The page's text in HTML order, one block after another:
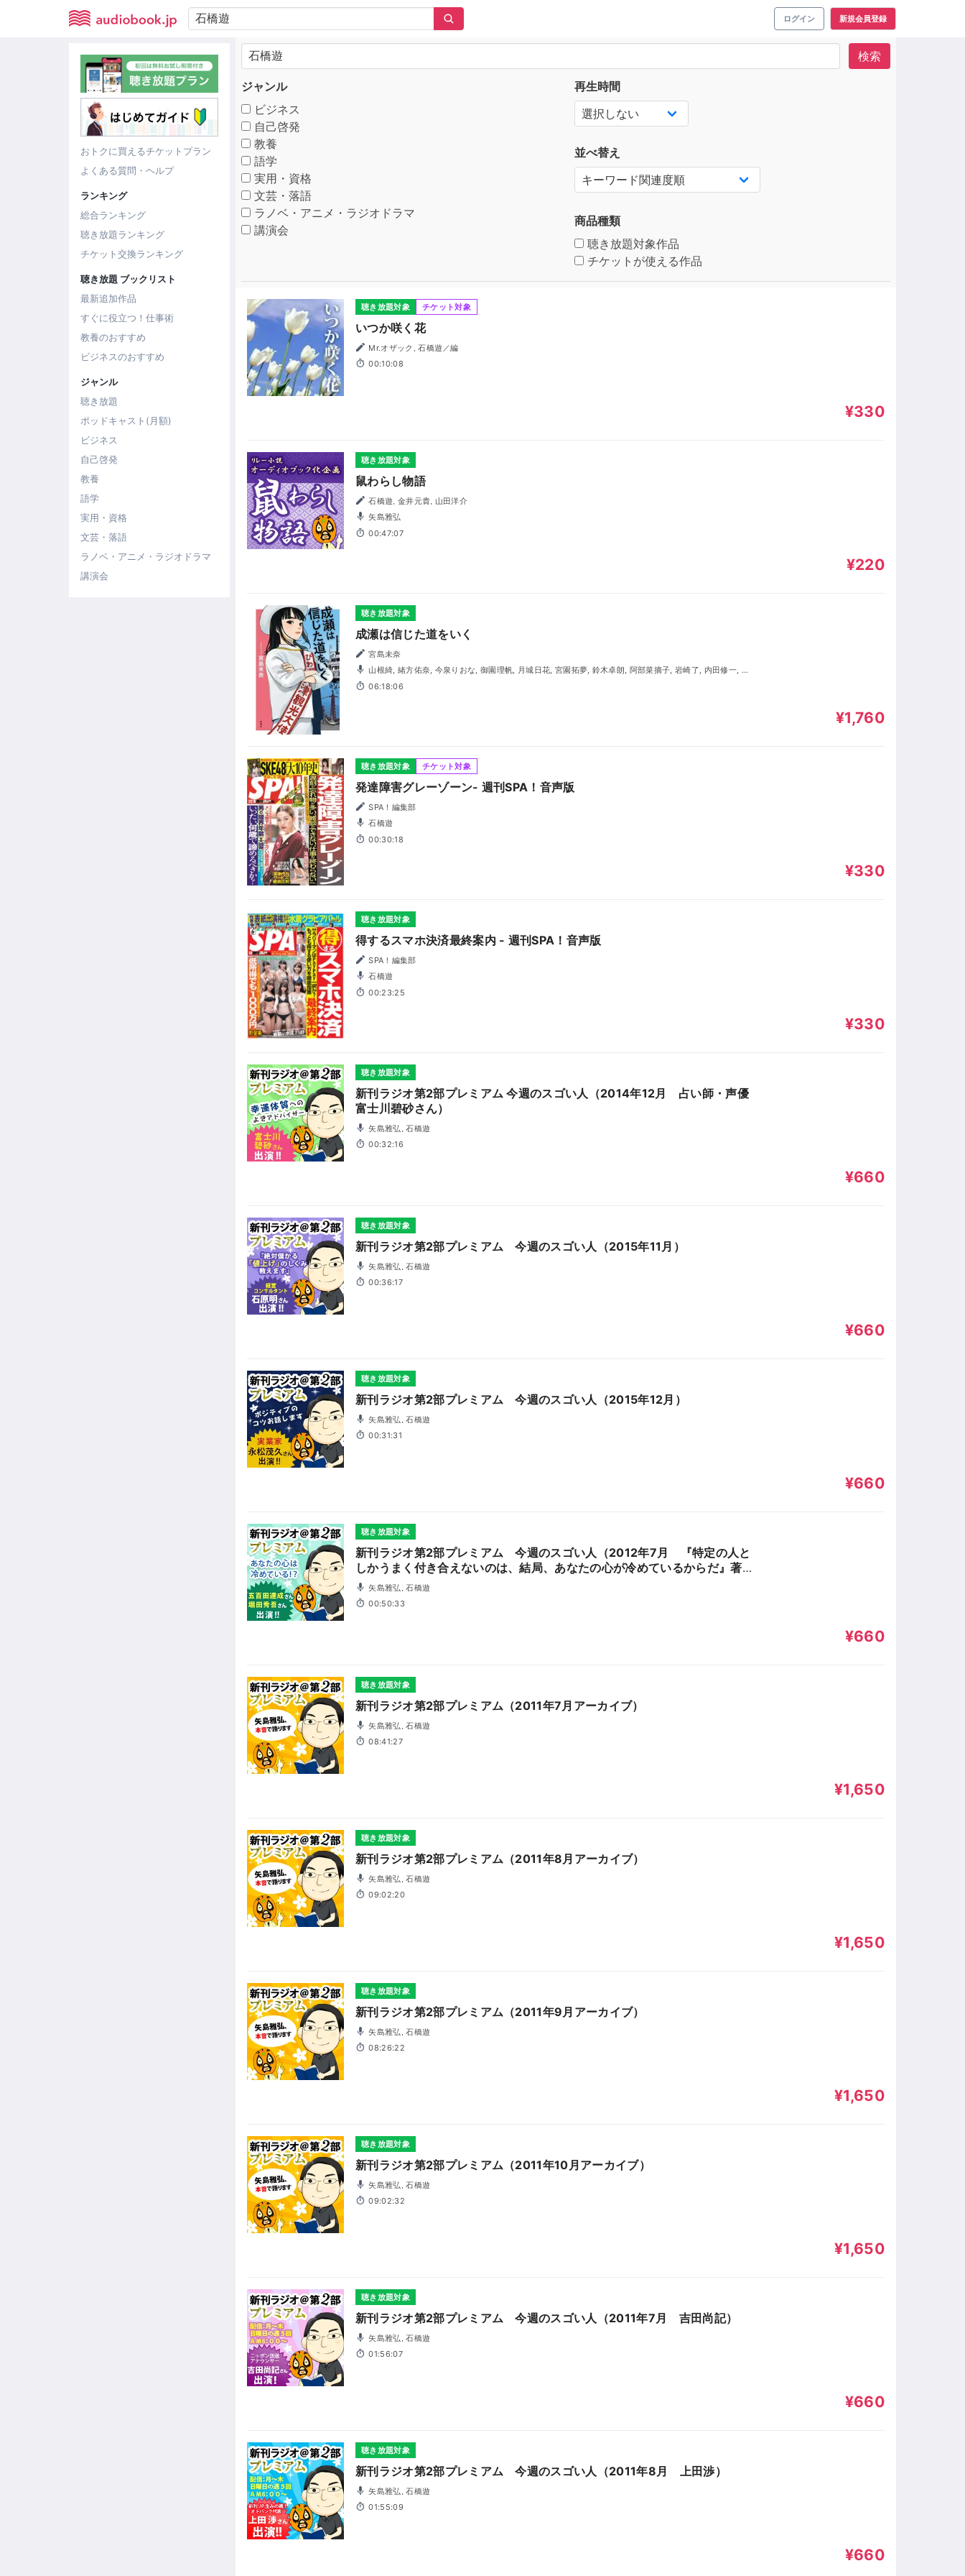
ログイン 新規会員登録
おトクに買えるチケットプラン
よくある質問・ヘルプ
ランキング
総合ランキング
聴き放題ランキング
チケット交換ランキング
聴き放題 ブックリスト
最新追加作品
すぐに役立つ！仕事術
教養のおすすめ
ビジネスのおすすめ
ジャンル
聴き放題
ポッドキャスト(月額)
ビジネス
自己啓発
教養
語学
実用・資格
文芸・落語
ラノベ・アニメ・ラジオドラマ
講演会
検索
ジャンル
ビジネス
自己啓発
教養
語学
実用・資格
文芸・落語
ラノベ・アニメ・ラジオドラマ
講演会
再生時間
並べ替え
商品種類
聴き放題対象作品
チケットが使える作品
聴き放題対象 チケット対象
いつか咲く花
Mr.オザック, 石橋遊／編
00:10:08
¥330
聴き放題対象
鼠わらし物語
石橋遊, 金井元貴, 山田洋介
矢島雅弘
00:47:07
¥220
聴き放題対象
成瀬は信じた道をいく
宮島未奈
瀬まみ, 礒嵜孝太, 石橋遊, 小林直人, 田中亜矢子
06:18:06
¥1,760
聴き放題対象 チケット対象
発達障害グレーゾーン- 週刊SPA！音声版
SPA！編集部
石橋遊
00:30:18
¥330
聴き放題対象
得するスマホ決済最終案内 - 週刊SPA！音声版
SPA！編集部
石橋遊
00:23:25
¥330
聴き放題対象
新刊ラジオ第2部プレミアム 今週のスゴい人（2014年12月 占い師・声優
富士川碧砂さん）
矢島雅弘, 石橋遊
00:32:16
¥660
聴き放題対象
新刊ラジオ第2部プレミアム 今週のスゴい人（2015年11月）
矢島雅弘, 石橋遊
00:36:17
¥660
聴き放題対象
新刊ラジオ第2部プレミアム 今週のスゴい人（2015年12月）
矢島雅弘, 石橋遊
00:31:31
¥660
聴き放題対象
新刊ラジオ第2部プレミアム 今週のスゴい人（2012年7月 『特定の人と
しかうまく付き合えないのは、結局、あなたの心が冷めているからだ』著
者・五百田達成・堀田秀吾）
矢島雅弘, 石橋遊
00:50:33
¥660
聴き放題対象
新刊ラジオ第2部プレミアム（2011年7月アーカイブ）
矢島雅弘, 石橋遊
08:41:27
¥1,650
聴き放題対象
新刊ラジオ第2部プレミアム（2011年8月アーカイブ）
矢島雅弘, 石橋遊
09:02:20
¥1,650
聴き放題対象
新刊ラジオ第2部プレミアム（2011年9月アーカイブ）
矢島雅弘, 石橋遊
08:26:22
¥1,650
聴き放題対象
新刊ラジオ第2部プレミアム（2011年10月アーカイブ）
矢島雅弘, 石橋遊
09:02:32
¥1,650
聴き放題対象
新刊ラジオ第2部プレミアム 今週のスゴい人（2011年7月 吉田尚記）
矢島雅弘, 石橋遊
01:56:07
¥660
聴き放題対象
新刊ラジオ第2部プレミアム 今週のスゴい人（2011年8月 上田渉）
矢島雅弘, 石橋遊
01:55:09
¥660